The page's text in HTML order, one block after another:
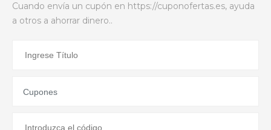
Cuando envía un cupón en https://cuponofertas.es, ayuda
a otros a ahorrar dinero..